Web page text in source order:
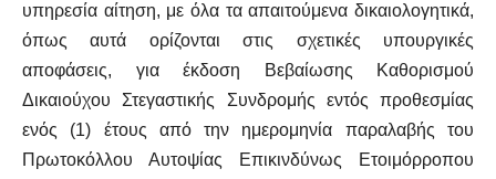
υπηρεσία αίτηση, με όλα τα απαιτούμενα δικαιολογητικά,
όπως αυτά ορίζονται στις σχετικές υπουργικές
αποφάσεις, για έκδοση Βεβαίωσης Καθορισμού
Δικαιούχου Στεγαστικής Συνδρομής εντός προθεσμίας
ενός (1) έτους από την ημερομηνία παραλαβής του
Πρωτοκόλλου Αυτοψίας Επικινδύνως Ετοιμόρροπου